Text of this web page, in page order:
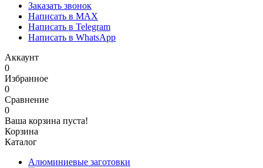
Заказать звонок
Написать в MAX
Написать в Telegram
Написать в WhatsApp
Аккаунт
0
Избранное
0
Сравнение
0
Ваша корзина пуста!
Корзина
Каталог
Алюминиевые заготовки